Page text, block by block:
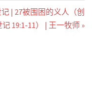
| 27被围困的义人（创
记 19:1-11） | 王一牧师 »